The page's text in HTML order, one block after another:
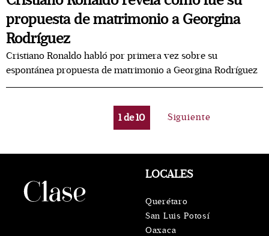
propuesta de matrimonio a Georgina
Rodríguez
Cristiano Ronaldo habló por primera vez sobre su
espontánea propuesta de matrimonio a Georgina Rodríguez
1de10 Siguiente
LOCALES
Querétaro
San Luis Potosí
Oaxaca